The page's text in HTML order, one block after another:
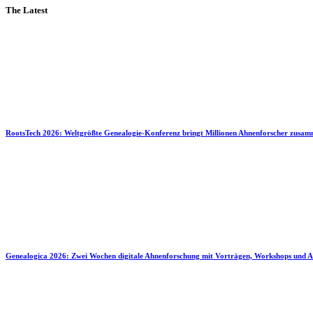
The Latest
RootsTech 2026: Weltgrößte Genealogie-Konferenz bringt Millionen Ahnenforscher
Genealogica 2026: Zwei Wochen digitale Ahnenforschung mit Vorträgen, Workshops und